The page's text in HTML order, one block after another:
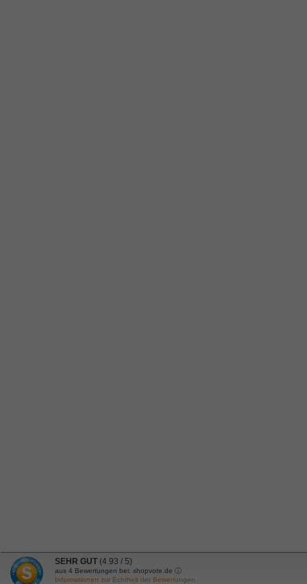
SEHR GUT (4.93 / 5)
aus 4 Bewertungen bei: shopvote.de ⓘ
Informationen zur Echtheit der Bewertungen